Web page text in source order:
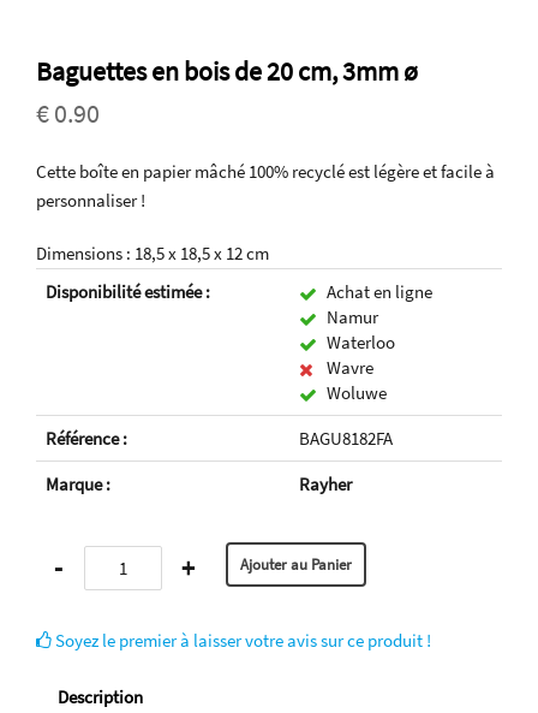
Baguettes en bois de 20 cm, 3mm ø
€ 0.90
Cette boîte en papier mâché 100% recyclé est légère et facile à
personnaliser !
Dimensions : 18,5 x 18,5 x 12 cm
Disponibilité estimée :
Achat en ligne
Namur
Waterloo
Wavre
Woluwe
Référence :
BAGU8182FA
Marque :
Rayher
- +
Soyez le premier à laisser votre avis sur ce produit !
Description